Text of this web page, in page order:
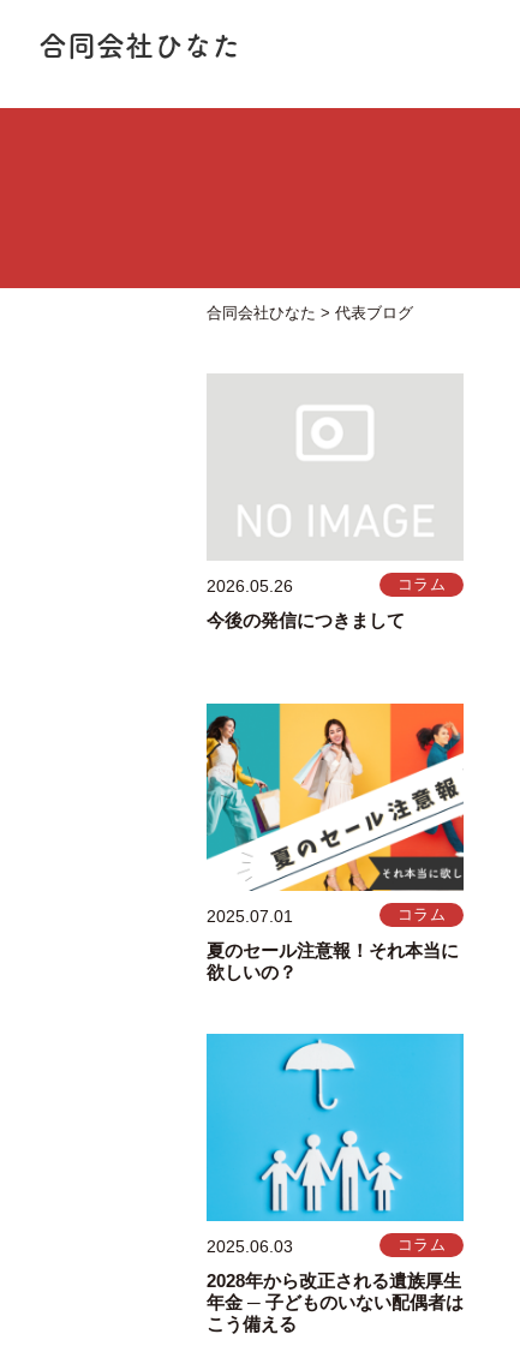
合同会社ひなた
合同会社ひなた > 代表ブログ
2026.05.26 コラム
今後の発信につきまして
2025.07.01 コラム
夏のセール注意報！それ本当に
欲しいの？
2025.06.03 コラム
2028年から改正される遺族厚生
年金 ─ 子どものいない配偶者は
こう備える